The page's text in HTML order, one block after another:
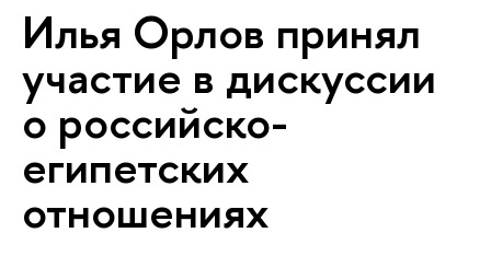
Илья Орлов принял
участие в дискуссии
о российско-
египетских
отношениях